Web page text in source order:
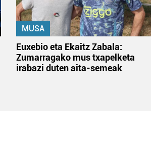
MUSA
Euxebio eta Ekaitz Zabala:
Zumarragako mus txapelketa
irabazi duten aita-semeak